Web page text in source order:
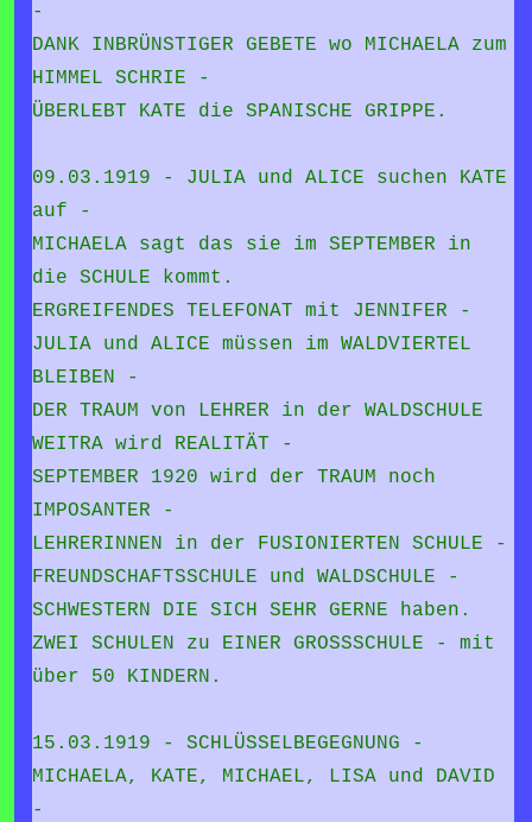
-
DANK INBRÜNSTIGER GEBETE wo MICHAELA zum
HIMMEL SCHRIE -
ÜBERLEBT KATE die SPANISCHE GRIPPE.
09.03.1919 - JULIA und ALICE suchen KATE
auf -
MICHAELA sagt das sie im SEPTEMBER in
die SCHULE kommt.
ERGREIFENDES TELEFONAT mit JENNIFER -
JULIA und ALICE müssen im WALDVIERTEL
BLEIBEN -
DER TRAUM von LEHRER in der WALDSCHULE
WEITRA wird REALITÄT -
SEPTEMBER 1920 wird der TRAUM noch
IMPOSANTER -
LEHRERINNEN in der FUSIONIERTEN SCHULE -
FREUNDSCHAFTSSCHULE und WALDSCHULE -
SCHWESTERN DIE SICH SEHR GERNE haben.
ZWEI SCHULEN zu EINER GROSSSCHULE - mit
über 50 KINDERN.
15.03.1919 - SCHLÜSSELBEGEGNUNG -
MICHAELA, KATE, MICHAEL, LISA und DAVID
-